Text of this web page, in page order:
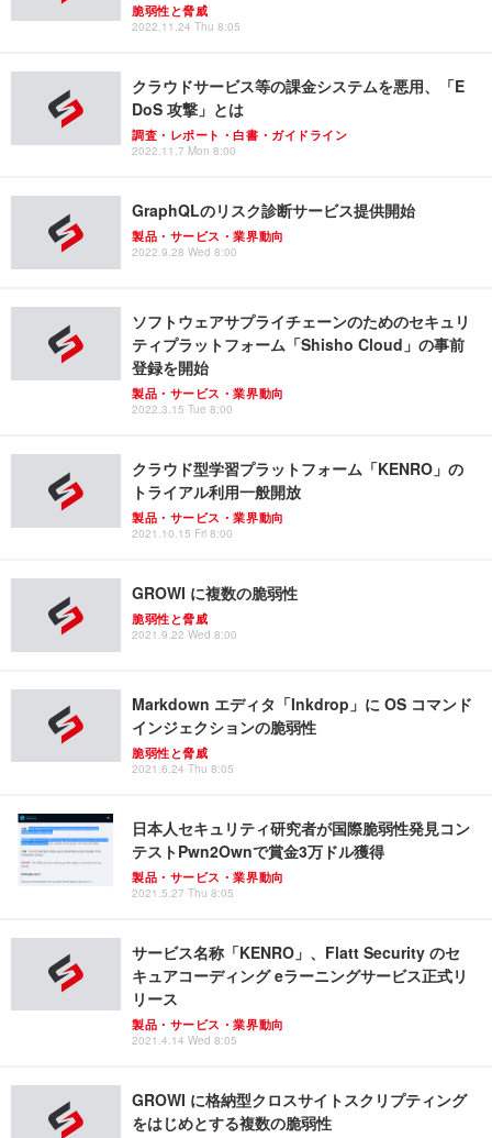
脆弱性と脅威
2022.11.24 Thu 8:05
クラウドサービス等の課金システムを悪用、「E
DoS 攻撃」とは
調査・レポート・白書・ガイドライン
2022.11.7 Mon 8:00
GraphQLのリスク診断サービス提供開始
製品・サービス・業界動向
2022.9.28 Wed 8:00
ソフトウェアサプライチェーンのためのセキュリ
ティプラットフォーム「Shisho Cloud」の事前
登録を開始
製品・サービス・業界動向
2022.3.15 Tue 8:00
クラウド型学習プラットフォーム「KENRO」の
トライアル利用一般開放
製品・サービス・業界動向
2021.10.15 Fri 8:00
GROWI に複数の脆弱性
脆弱性と脅威
2021.9.22 Wed 8:00
Markdown エディタ「Inkdrop」に OS コマンド
インジェクションの脆弱性
脆弱性と脅威
2021.6.24 Thu 8:05
日本人セキュリティ研究者が国際脆弱性発見コン
テストPwn2Ownで賞金3万ドル獲得
製品・サービス・業界動向
2021.5.27 Thu 8:05
サービス名称「KENRO」、Flatt Security のセ
キュアコーディング eラーニングサービス正式リ
リース
製品・サービス・業界動向
2021.4.14 Wed 8:05
GROWI に格納型クロスサイトスクリプティング
をはじめとする複数の脆弱性